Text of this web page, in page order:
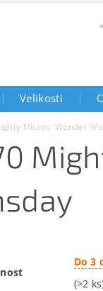
Velikosti
Micros: Wonder
Do 3
(>2